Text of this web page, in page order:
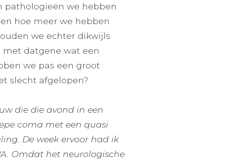
pathologieën we hebben
hoe meer we hebben
we echter dikwijls
datgene wat een
we pas een groot
slecht afgelopen?
die die avond in een
coma met een quasi
De week ervoor had ik
Omdat het neurologische